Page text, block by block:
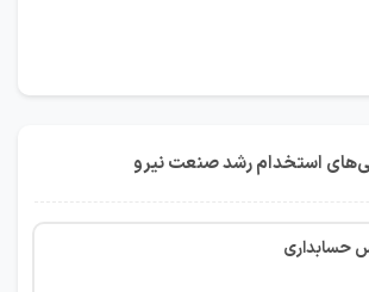
استخدام رشد صنعت نیرو
حسابداری